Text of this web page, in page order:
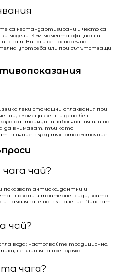
са нестандартизирани и често са
модели. Към момента официални
Винаги се препоръчва
употреба или при съпътстващи
леки стомашни оплаквания при
кърмещи жени и деца без
с автоимунни заболявания или на
да внимават, тъй като
влияние върху тяхното състояние.
чай?
показват антиоксидантни и
глюкани и тритерпеноиди, които
намаляване на възпаление. Липсват
чай?
вода; настоявайте традиционно.
не клинична препоръка.
чага?